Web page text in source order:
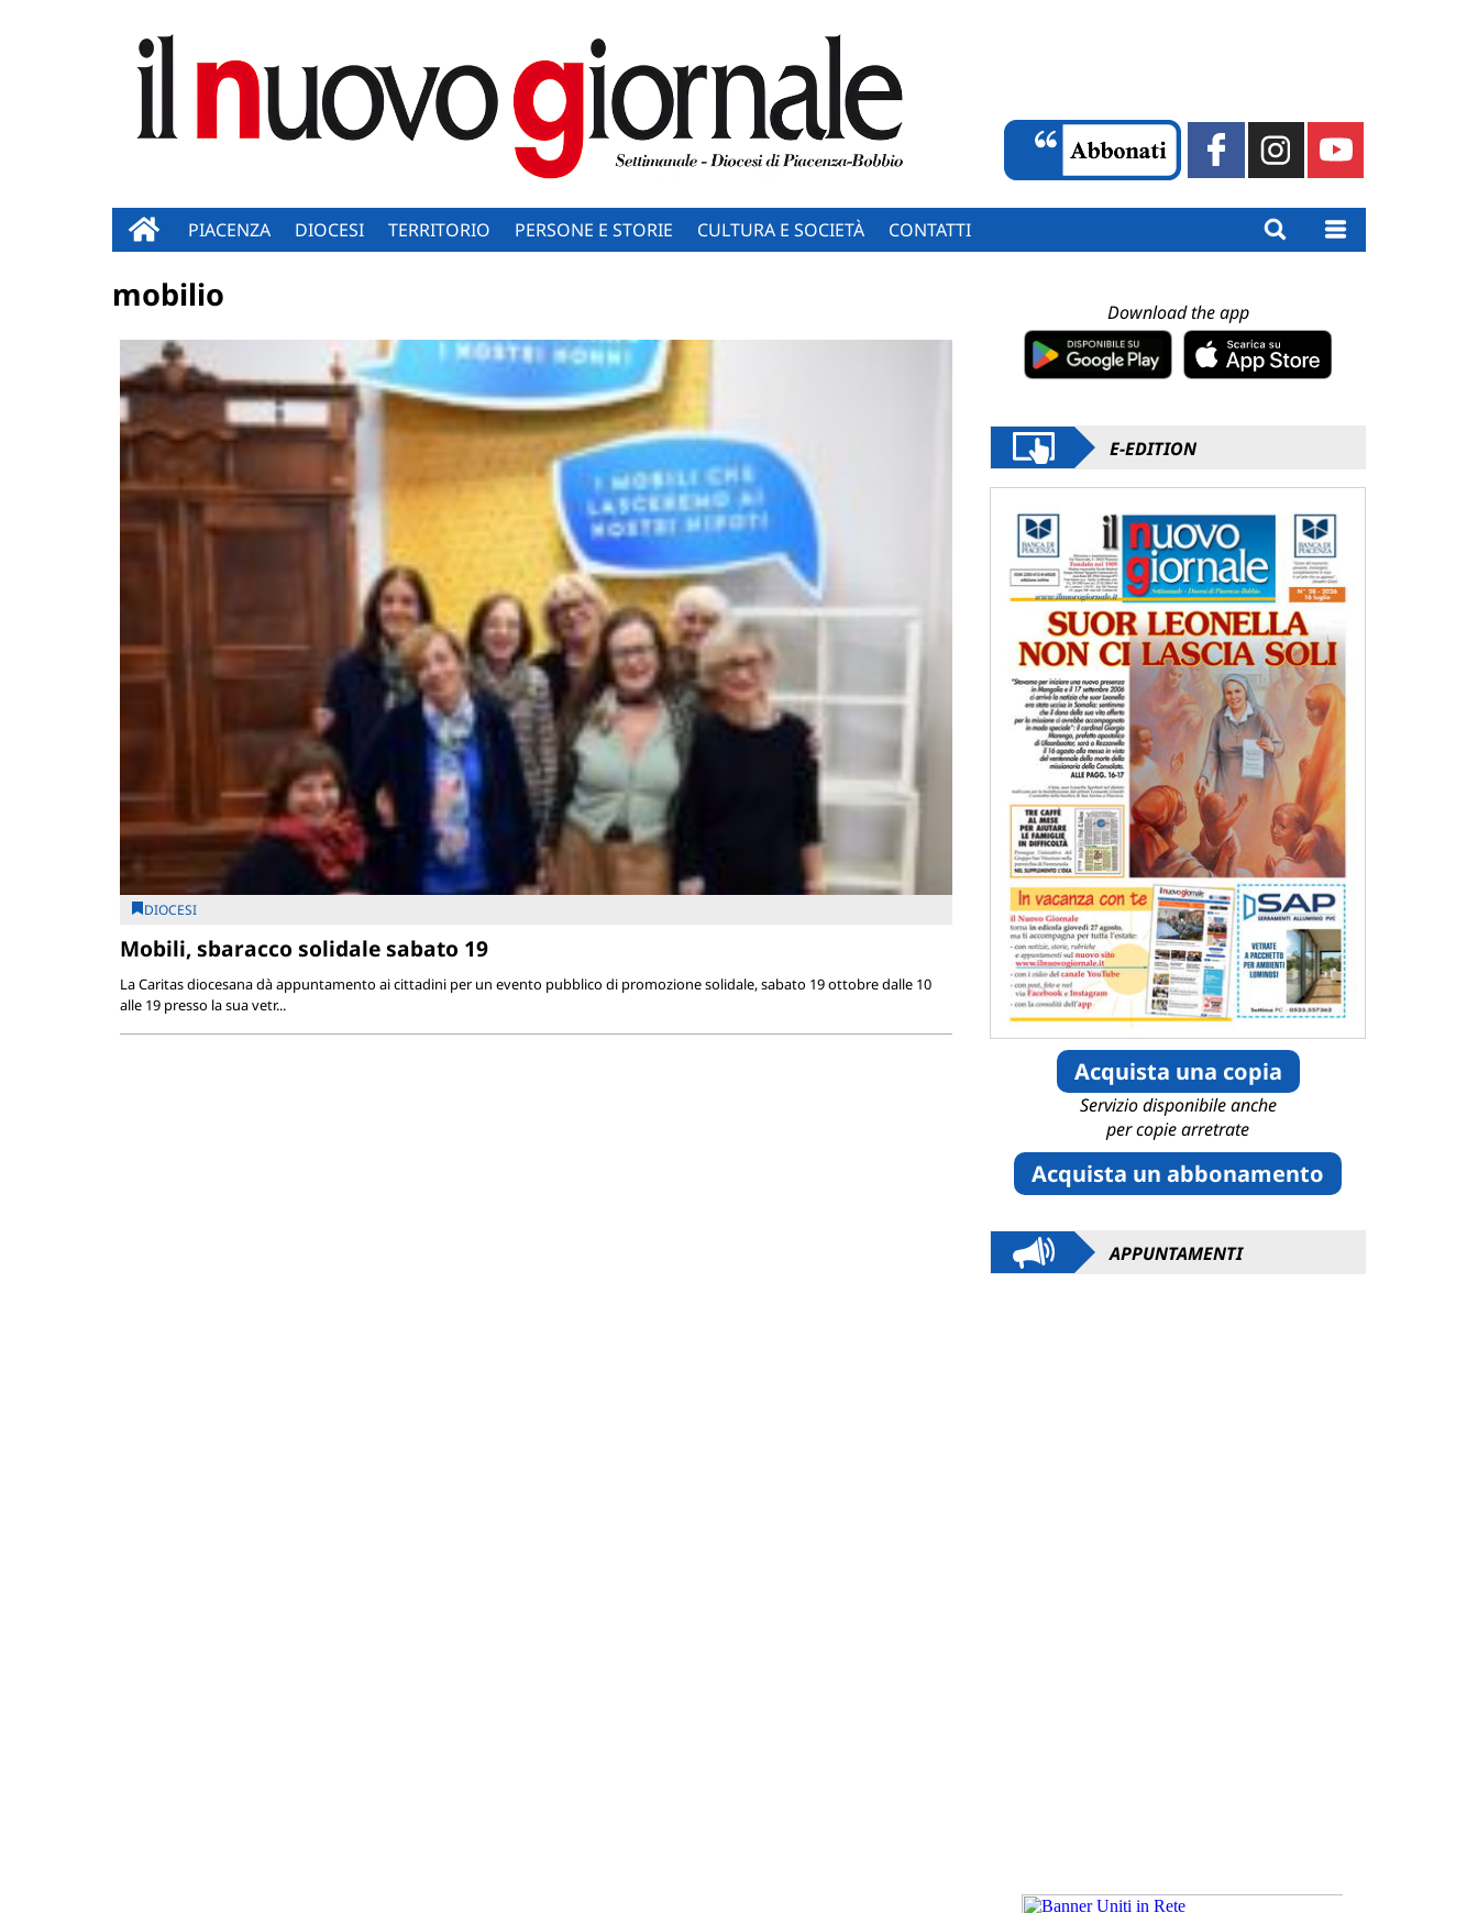
PIACENZA DIOCESI TERRITORIO PERSONE E STORIE CULTURA E SOCIETÀ CONTATTI
mobilio
DIOCESI
Mobili, sbaracco solidale sabato 19
La Caritas diocesana dà appuntamento ai cittadini per un evento pubblico di promozione solidale, sabato 19 ottobre dalle 10
alle 19 presso la sua vetr...
Download the app
E-EDITION
Acquista una copia
Servizio disponibile anche
per copie arretrate
Acquista un abbonamento
APPUNTAMENTI